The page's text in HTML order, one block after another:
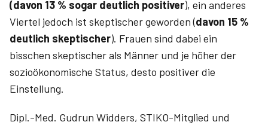
(davon 13 % sogar deutlich positiver), ein anderes
Viertel jedoch ist skeptischer geworden (davon 15 %
deutlich skeptischer). Frauen sind dabei ein
bisschen skeptischer als Männer und je höher der
sozioökonomische Status, desto positiver die
Einstellung.
Dipl.-Med. Gudrun Widders, STIKO-Mitglied und